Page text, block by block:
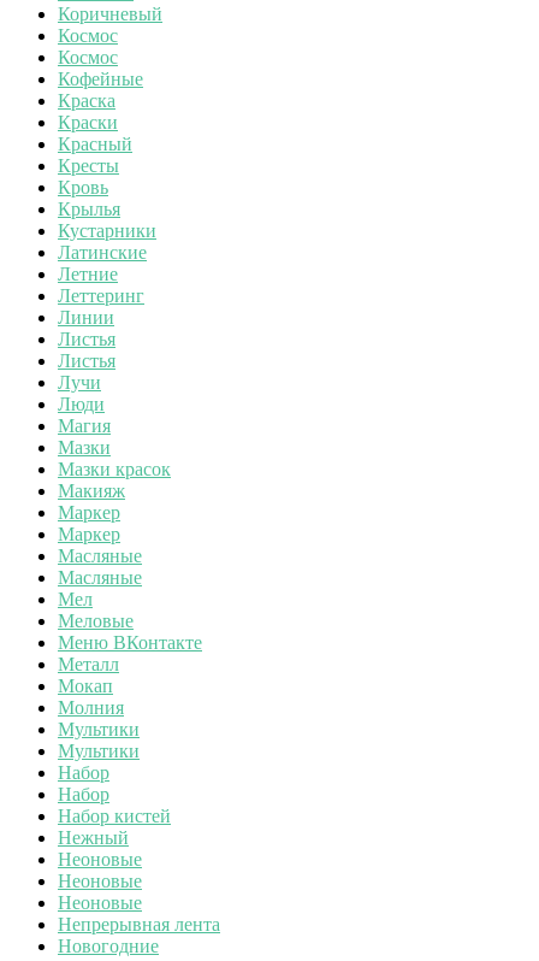
Коричневый
Космос
Космос
Кофейные
Краска
Краски
Красный
Кресты
Кровь
Крылья
Кустарники
Латинские
Летние
Леттеринг
Линии
Листья
Листья
Лучи
Люди
Магия
Мазки
Мазки красок
Макияж
Маркер
Маркер
Масляные
Масляные
Мел
Меловые
Меню ВКонтакте
Металл
Мокап
Молния
Мультики
Мультики
Набор
Набор
Набор кистей
Нежный
Неоновые
Неоновые
Неоновые
Непрерывная лента
Новогодние